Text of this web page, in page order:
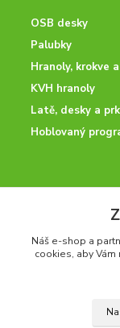
OSB desky
Palubky
Hranoly, krokve
KVH hranoly
Latě, desky a
Hoblovaný
Potřebujete
+420
po - pá 7:00 -
Náš e-shop a
cookies, aby